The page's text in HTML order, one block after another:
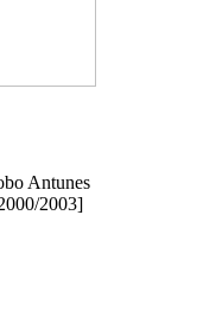
Antunes
2003]